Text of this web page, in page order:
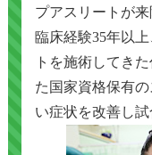
プアスリートが来
臨床経験35年以
トを施術してき
た国家資格保有の
い症状を改善し試